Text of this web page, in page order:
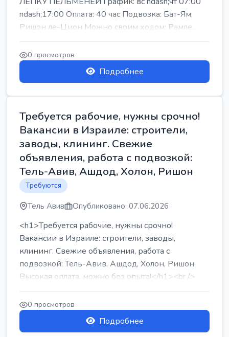
ndash;17:00 Оплата: 40 час Подвозка: Бат-Ям,
Ришон ле-Цион Можно своим ходом: Рамле...
0 просмотров
Подробнее
Требуется рабочие, нужны срочно!
Вакансии в Израиле: строители,
заводы, клининг. Свежие
объявления, работа с подвозкой:
Тель-Авив, Ашдод, Холон, Ришон
Требуются
Тель Авив Опубликовано: 07.06.2026
<h1>Требуется рабочие, нужны срочно!
Вакансии в Израиле: строители, заводы,
клининг. Свежие объявления, работа с
подвозкой: Тель-Авив, Ашдод, Холон, Ришон.
Высокая оплата, можно без опыта!</h1><br />
...
0 просмотров
Подробнее